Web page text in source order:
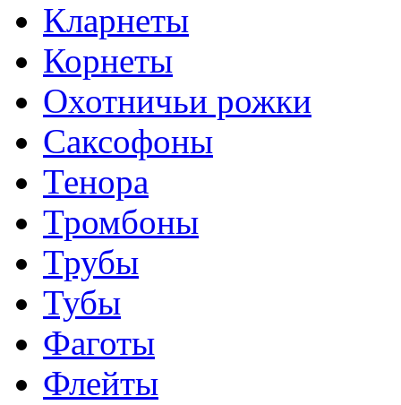
Кларнеты
Корнеты
Охотничьи рожки
Саксофоны
Тенора
Тромбоны
Трубы
Тубы
Фаготы
Флейты